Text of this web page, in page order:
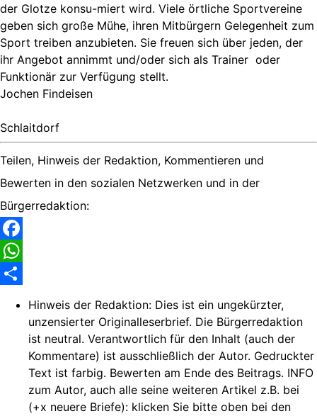
der Glotze konsu-miert wird. Viele örtliche Sportvereine
geben sich große Mühe, ihren Mitbürgern Gelegenheit zum
Sport treiben anzubieten. Sie freuen sich über jeden, der
ihr Angebot annimmt und/oder sich als Trainer oder
Funktionär zur Verfügung stellt.
Jochen Findeisen
Schlaitdorf
Teilen, Hinweis der Redaktion, Kommentieren und
Bewerten in den sozialen Netzwerken und in der
Bürgerredaktion:
Facebook
WhatsApp
Hinweis der Redaktion: Dies ist ein ungekürzter,
unzensierter Originalleserbrief. Die Bürgerredaktion
ist neutral. Verantwortlich für den Inhalt (auch der
Kommentare) ist ausschließlich der Autor. Gedruckter
Text ist farbig. Bewerten am Ende des Beitrags. INFO
zum Autor, auch alle seine weiteren Artikel z.B. bei
(+x neuere Briefe): klicken Sie bitte oben bei den